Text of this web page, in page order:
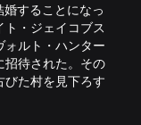
することになっ
・ジェイコブス
ルト・ハンター
招待された。その
た村を見下ろす